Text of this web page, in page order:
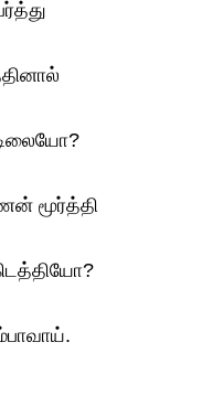
மூர்த்தி